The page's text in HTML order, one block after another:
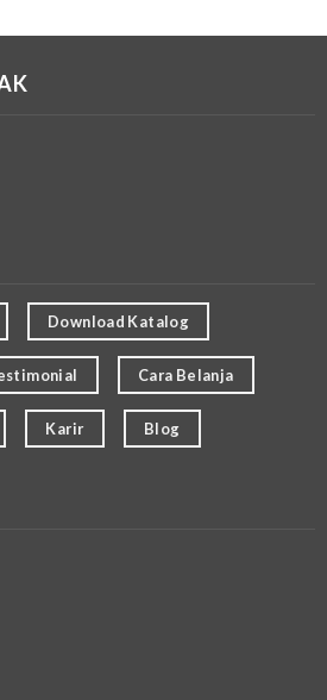
Download Katalog
Cara Belanja
Karir Blog